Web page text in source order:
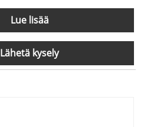
Lue lisää
Lähetä kysely